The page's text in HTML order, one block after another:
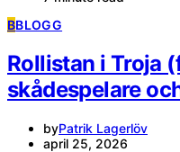
BBLOGG
Rollistan i Troja
skådespelare
byPatrik Lagerlöv
april 25, 2026